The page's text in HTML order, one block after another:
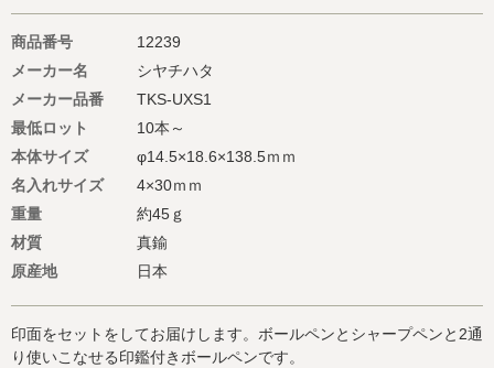
商品番号
12239
メーカー名
シヤチハタ
メーカー品番
TKS-UXS1
最低ロット
10本～
本体サイズ
φ14.5×18.6×138.5ｍｍ
名入れサイズ
4×30ｍｍ
重量
約45ｇ
材質
真鍮
原産地
日本
印面をセットをしてお届けします。ボールペンとシャープペンと2通
り使いこなせる印鑑付きボールペンです。